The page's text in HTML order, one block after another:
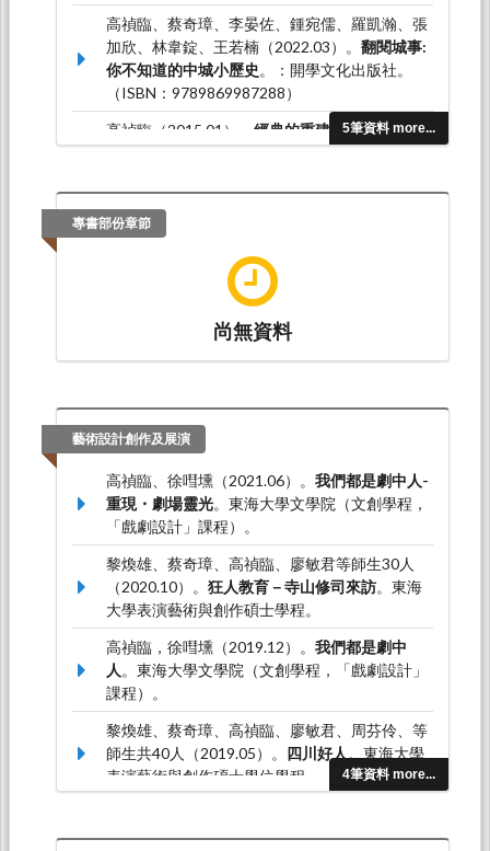
學，東吳大學：台灣社會學會年會。
5筆資料 more...
高禎臨、蔡奇璋、李晏佐、鍾宛儒、羅凱瀚、張
加欣、林韋錠、王若楠（2022.03）。 翻閱城事:
你不知道的中城小歷史。：開學文化出版社。
（ISBN：9789869987288）
高禎臨（2015.01）。 經典的重建：清初戲曲評
點研究。台北市：文津出版社。（ISBN：978-
(高禎臨)*（2005.05）。
究。：文津出版社。（ISBN：
9789576687624）
專書部份章節
尚無資料
藝術設計創作及展演
4筆資料 more...
高禎臨、徐嘒壎（2021.06）。 我們都是劇中人-
重現・劇場靈光。東海大學文學院（文創學程，
「戲劇設計」課程）。
黎煥雄、蔡奇璋、高禎臨、廖敏君等師生30人
（2020.10）。 狂人教育－寺山修司來訪。東海
大學表演藝術與創作碩士學程。
高禎臨，徐嘒壎（2019.12）。 我們都是劇中
人 。東海大學文學院（文創學程，「戲劇設計」
課程）。
黎煥雄、蔡奇璋、高禎臨、廖敏君、周芬伶、等
師生共40人（2019.05）。 四川好人 。東海大學
表演藝術與創作碩士學位學程。